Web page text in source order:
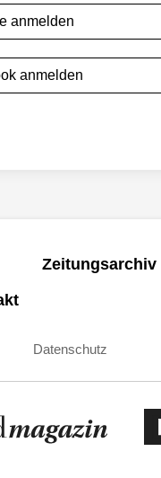
anmelden
anmelden
Zeitungsarchiv
Datenschutz